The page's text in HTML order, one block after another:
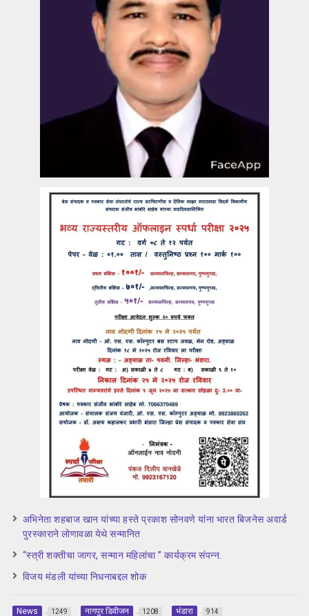
अभिनेता शहबाज खान यांच्या हस्ते प्रकाश सोनवणे यांना भारत बिजनेस अवार्ड
पुरस्काराने लोणावळा येथे सन्मानित
“स्त्री शक्तीचा जागर, सन्मान महिलांचा ” कार्यक्रम संपन्न.
विजय मंडली यांच्या निधनाबद्दल शोक
News 1249 नागपुर डिवीजन 1208 भंडारा 914